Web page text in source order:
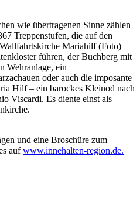
wie übertragenen Sinne zählen
Treppenstufen, die auf den
Mariahilf (Foto)
führen, der Buchberg mit
Wehranlage, ein
oder auch die imposante
Hilf – ein barockes Kleinod nach
Viscardi. Es diente einst als
und eine Broschüre zum
aufwww.innehalten-region.de.